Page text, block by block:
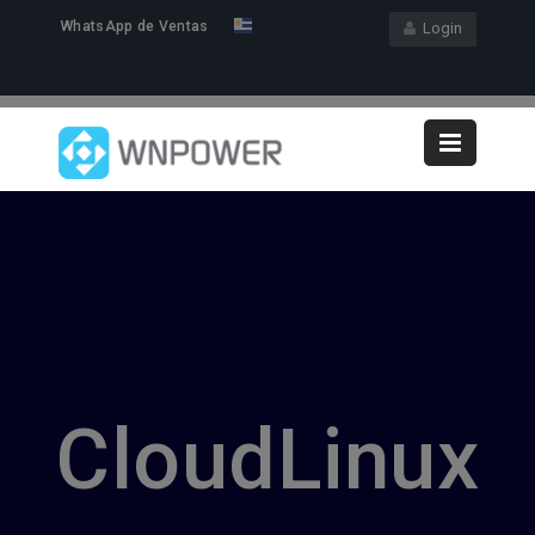
Login
WhatsApp de Ventas
CloudLinux